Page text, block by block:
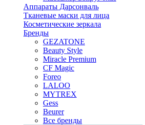
Аппараты Дарсонваль
Тканевые маски для лица
Косметические зеркала
Бренды
GEZATONE
Beauty Style
Miracle Premium
CF Magic
Foreo
LALOO
MYTREX
Gess
Beurer
Все бренды